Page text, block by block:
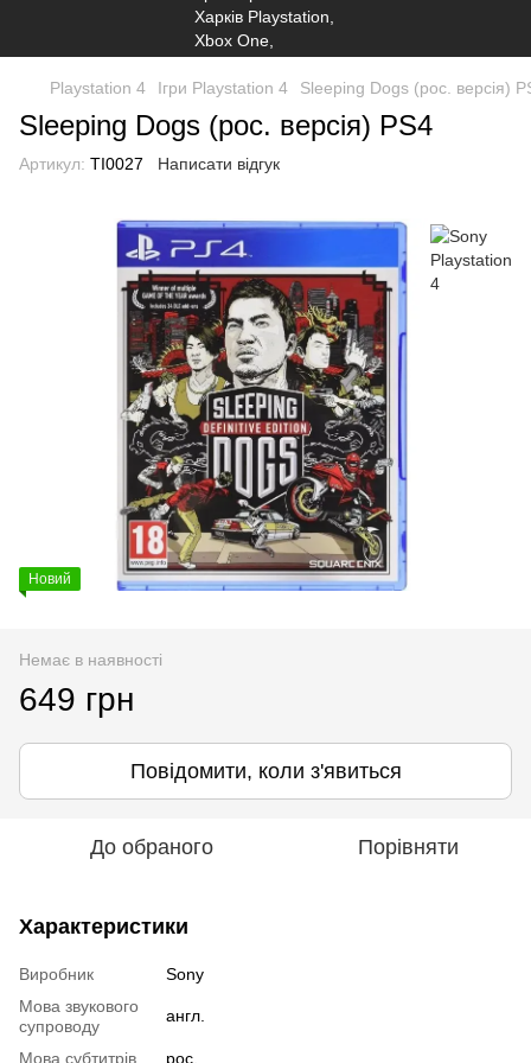
Playstation 4 Ігри Playstation 4 Sleeping Dogs (рос. версія)
Sleeping Dogs (рос. версія) PS4
Артикул: TI0027 Написати відгук
Новий
Немає в наявності
649 грн
Повідомити, коли з'явиться
До обраного Порівняти
Характеристики
Виробник
Sony
Мова звукового
супроводу
англ.
Мова субтитрів
рос.